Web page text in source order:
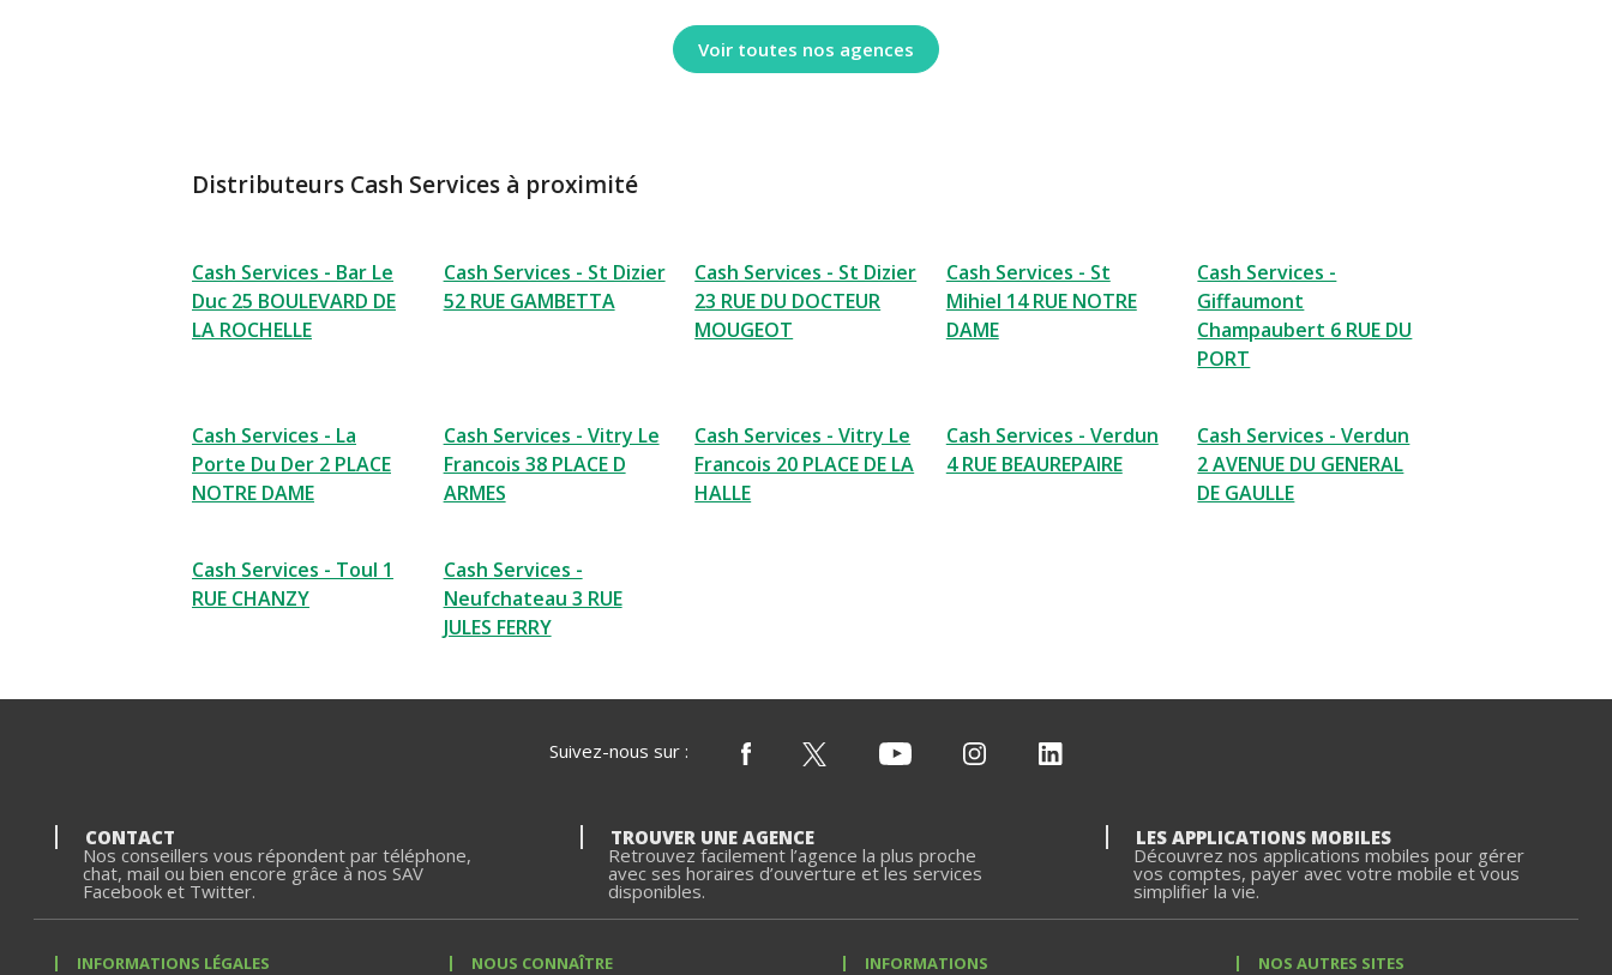
Voir toutes nos agences
Distributeurs Cash Services à proximité
Cash Services - Bar Le
Duc 25 BOULEVARD DE
LA ROCHELLE
Cash Services - St Dizier
52 RUE GAMBETTA
Cash Services - St Dizier
23 RUE DU DOCTEUR
MOUGEOT
Cash Services - St
Mihiel 14 RUE NOTRE
DAME
Cash Services -
Giffaumont
Champaubert 6 RUE DU
PORT
Cash Services - La
Porte Du Der 2 PLACE
NOTRE DAME
Cash Services - Vitry Le
Francois 38 PLACE D
ARMES
Cash Services - Vitry Le
Francois 20 PLACE DE LA
HALLE
Cash Services - Verdun
4 RUE BEAUREPAIRE
Cash Services - Verdun
2 AVENUE DU GENERAL
DE GAULLE
Cash Services - Toul 1
RUE CHANZY
Cash Services -
Neufchateau 3 RUE
JULES FERRY
Suivez-nous sur :
CONTACT
Nos conseillers vous répondent par téléphone,
chat, mail ou bien encore grâce à nos SAV
Facebook et Twitter.
TROUVER UNE AGENCE
Retrouvez facilement l’agence la plus proche
avec ses horaires d’ouverture et les services
disponibles.
LES APPLICATIONS MOBILES
Découvrez nos applications mobiles pour gérer
vos comptes, payer avec votre mobile et vous
simplifier la vie.
INFORMATIONS LÉGALES NOUS CONNAÎTRE INFORMATIONS NOS AUTRES SITES